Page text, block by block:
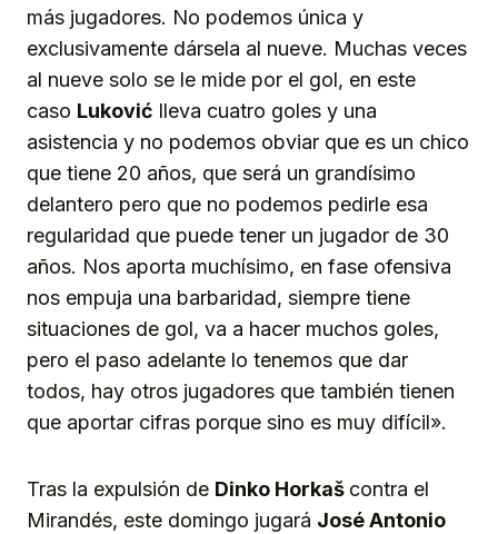
más jugadores. No podemos única y
exclusivamente dársela al nueve. Muchas veces
al nueve solo se le mide por el gol, en este
caso Luković lleva cuatro goles y una
asistencia y no podemos obviar que es un chico
que tiene 20 años, que será un grandísimo
delantero pero que no podemos pedirle esa
regularidad que puede tener un jugador de 30
años. Nos aporta muchísimo, en fase ofensiva
nos empuja una barbaridad, siempre tiene
situaciones de gol, va a hacer muchos goles,
pero el paso adelante lo tenemos que dar
todos, hay otros jugadores que también tienen
que aportar cifras porque sino es muy difícil».
Tras la expulsión de Dinko Horkaš contra el
Mirandés, este domingo jugará José Antonio